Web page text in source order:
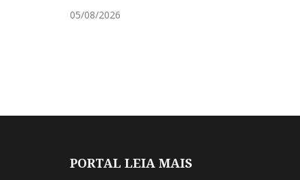
05/08/2026
PORTAL LEIA MAIS